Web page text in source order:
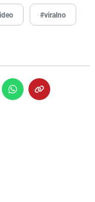
#viralno